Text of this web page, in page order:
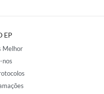
EP
Melhor
nos